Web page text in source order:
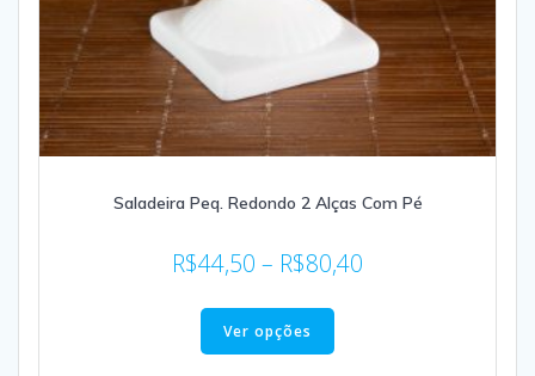
Saladeira Peq. Redondo 2 Alças Com Pé
R$44,50 – R$80,40
Ver opções